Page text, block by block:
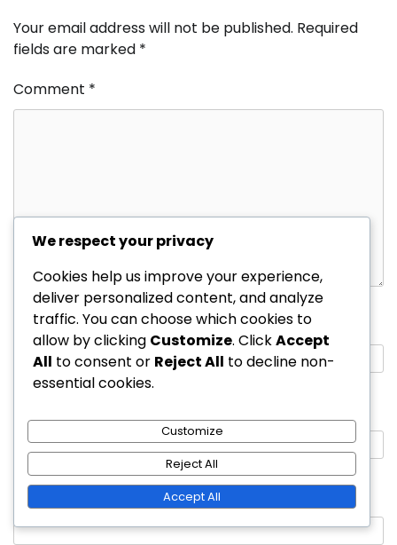
Your email address will not be published. Required
fields are marked *
Comment *
Name*
We respect your privacy
Cookies help us improve your experience,
deliver personalized content, and analyze
traffic. You can choose which cookies to
allow by clicking Customize. ClickAccept
All to consent or Reject All to decline non-
essential cookies.
Customize
Reject All
Accept All